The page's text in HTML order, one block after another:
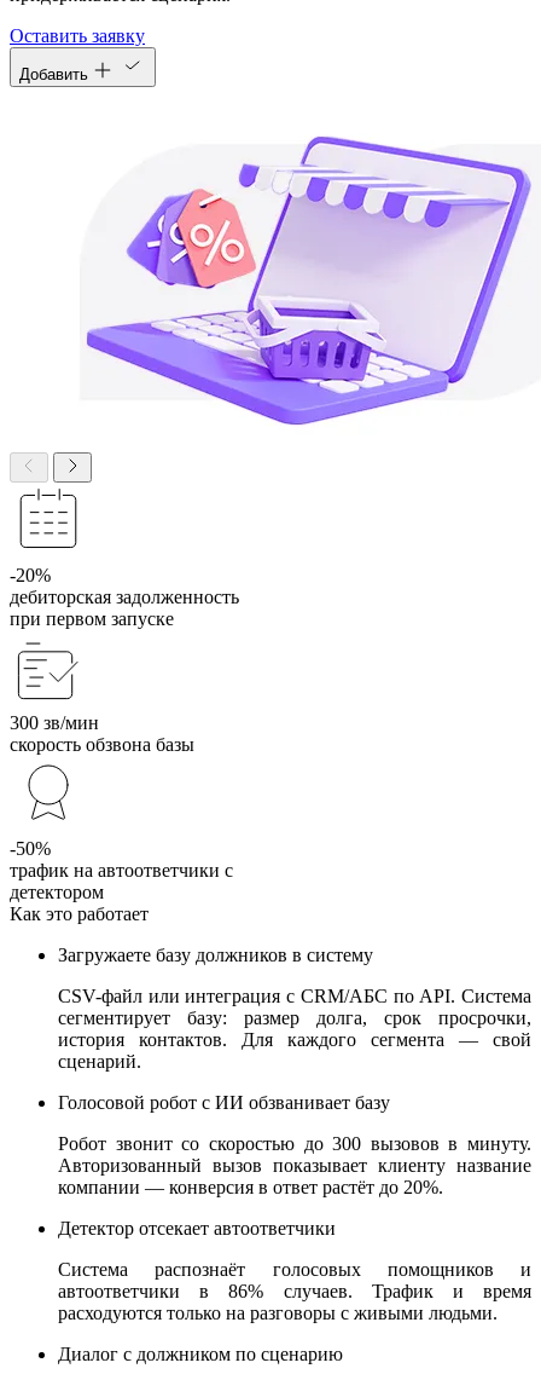
Оставить заявку
Добавить
-20%
дебиторская задолженность
при первом запуске
300 зв/мин
скорость обзвона базы
-50%
трафик на автоответчики с
детектором
Как это работает
Загружаете базу должников в систему
CSV-файл или интеграция с CRM/АБС по API. Система
сегментирует базу: размер долга, срок просрочки,
история контактов. Для каждого сегмента — свой
сценарий.
Голосовой робот с ИИ обзванивает базу
Робот звонит со скоростью до 300 вызовов в минуту.
Авторизованный вызов показывает клиенту название
компании — конверсия в ответ растёт до 20%.
Детектор отсекает автоответчики
Система распознаёт голосовых помощников и
автоответчики в 86% случаев. Трафик и время
расходуются только на разговоры с живыми людьми.
Диалог с должником по сценарию